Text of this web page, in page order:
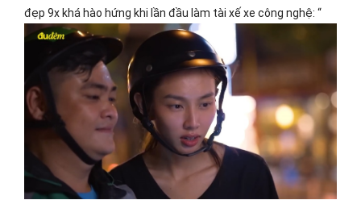
đẹp 9x khá hào hứng khi lần đầu làm tài xế xe công nghệ: “